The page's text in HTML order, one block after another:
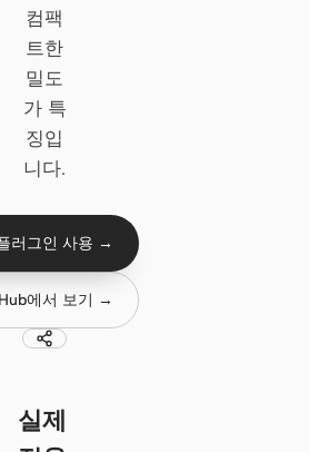
Antigravity
DeepSeek Reasonix
Hermes
Devin for Terminal
Pi
Kilo
Mistral Vibe CLI
컴팩
트한
밀도
가 특
징입
니다.
러그인 사용 →
에서 보기 →
실제